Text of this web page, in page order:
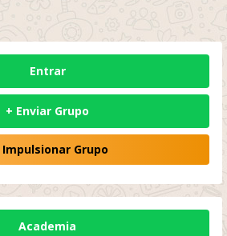
Entrar
+ Enviar Grupo
Impulsionar Grupo
Academia